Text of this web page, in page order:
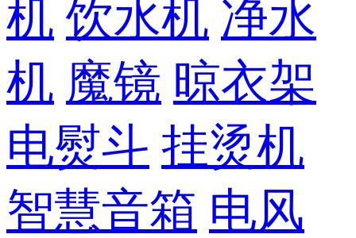
机 饮水机 净水
机 魔镜 晾衣架
电熨斗 挂烫机
智慧音箱 电风